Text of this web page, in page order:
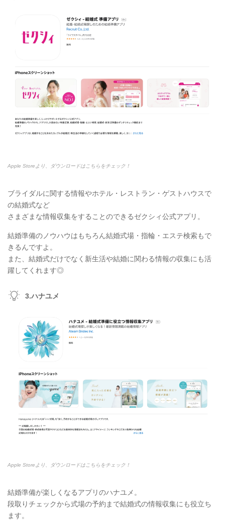
Apple Storeより、ダウンロードはこちらをチェック！
ブライダルに関する情報やホテル・レストラン・ゲストハウスで
の結婚式など
さまざまな情報収集をすることのできるゼクシィ公式アプリ。
結婚準備のノウハウはもちろん結婚式場・指輪・エステ検索もで
きるんですよ。
また、結婚式だけでなく新生活や結婚に関わる情報の収集にも活
躍してくれます◎
3.ハナユメ
Apple Storeより、ダウンロードはこちらをチェック！
結婚準備が楽しくなるアプリのハナユメ。
段取りチェックから式場の予約まで結婚式の情報収集にも役立ち
ます。